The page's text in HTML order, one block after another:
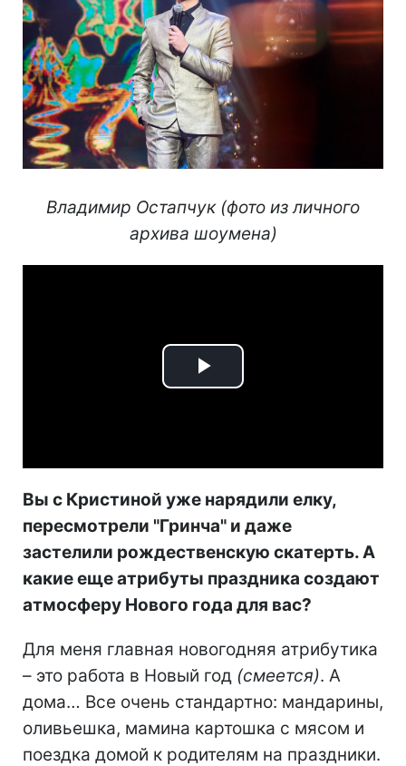
Владимир Остапчук (фото из личного
архива шоумена)
Play
Вы с Кристиной уже нарядили елку,
пересмотрели "Гринча" и даже
застелили рождественскую скатерть. А
какие еще атрибуты праздника создают
атмосферу Нового года для вас?
Для меня главная новогодняя атрибутика
– это работа в Новый год (смеется). А
дома… Все очень стандартно: мандарины,
оливьешка, мамина картошка с мясом и
поездка домой к родителям на праздники.